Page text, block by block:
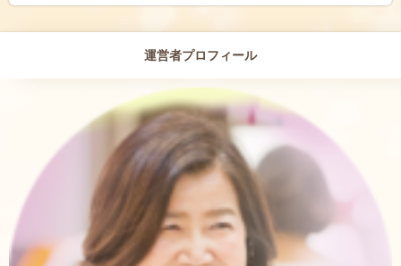
運営者プロフィール